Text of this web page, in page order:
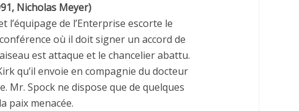
Nicholas Meyer)
l’équipage de l’Enterprise escorte le
où il doit signer un accord de
est attaque et le chancelier abattu.
qu’il envoie en compagnie du docteur
Mr. Spock ne dispose que de quelques
paix menacée.